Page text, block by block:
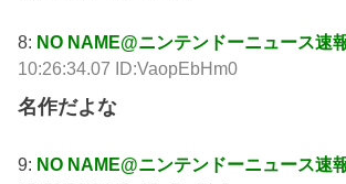
8: NO NAME@ニンテンドーニュース速
10:26:34.07 ID:VaopEbHm0
名作だよな
9: NO NAME@ニンテンドーニュース速